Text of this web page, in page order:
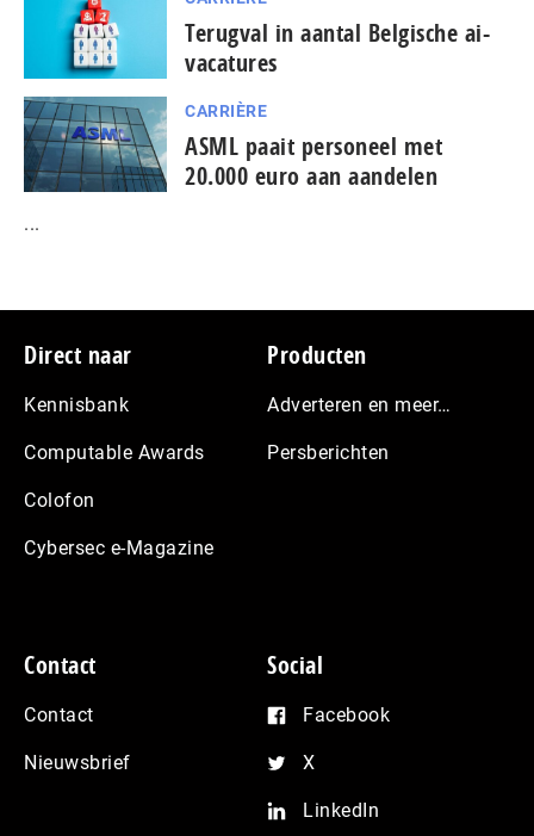
Terugval in aantal Belgische ai-
vacatures
CARRIÈRE
ASML paait personeel met
20.000 euro aan aandelen
...
Footer
Direct naar
Kennisbank
Computable Awards
Colofon
Cybersec e-Magazine
Producten
Adverteren en meer…
Persberichten
Contact
Contact
Nieuwsbrief
Social
Facebook
X
LinkedIn